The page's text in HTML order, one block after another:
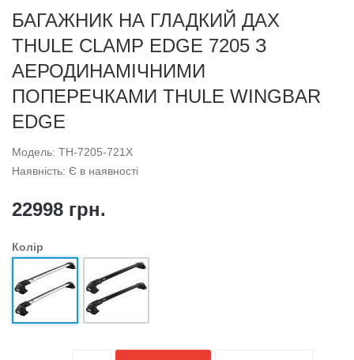
БАГАЖНИК НА ГЛАДКИЙ ДАХ
THULE CLAMP EDGE 7205 З
АЕРОДИНАМІЧНИМИ
ПОПЕРЕЧКАМИ THULE WINGBAR
EDGE
Модель: TH-7205-721X
Наявність: Є в наявності
22998 грн.
Колір